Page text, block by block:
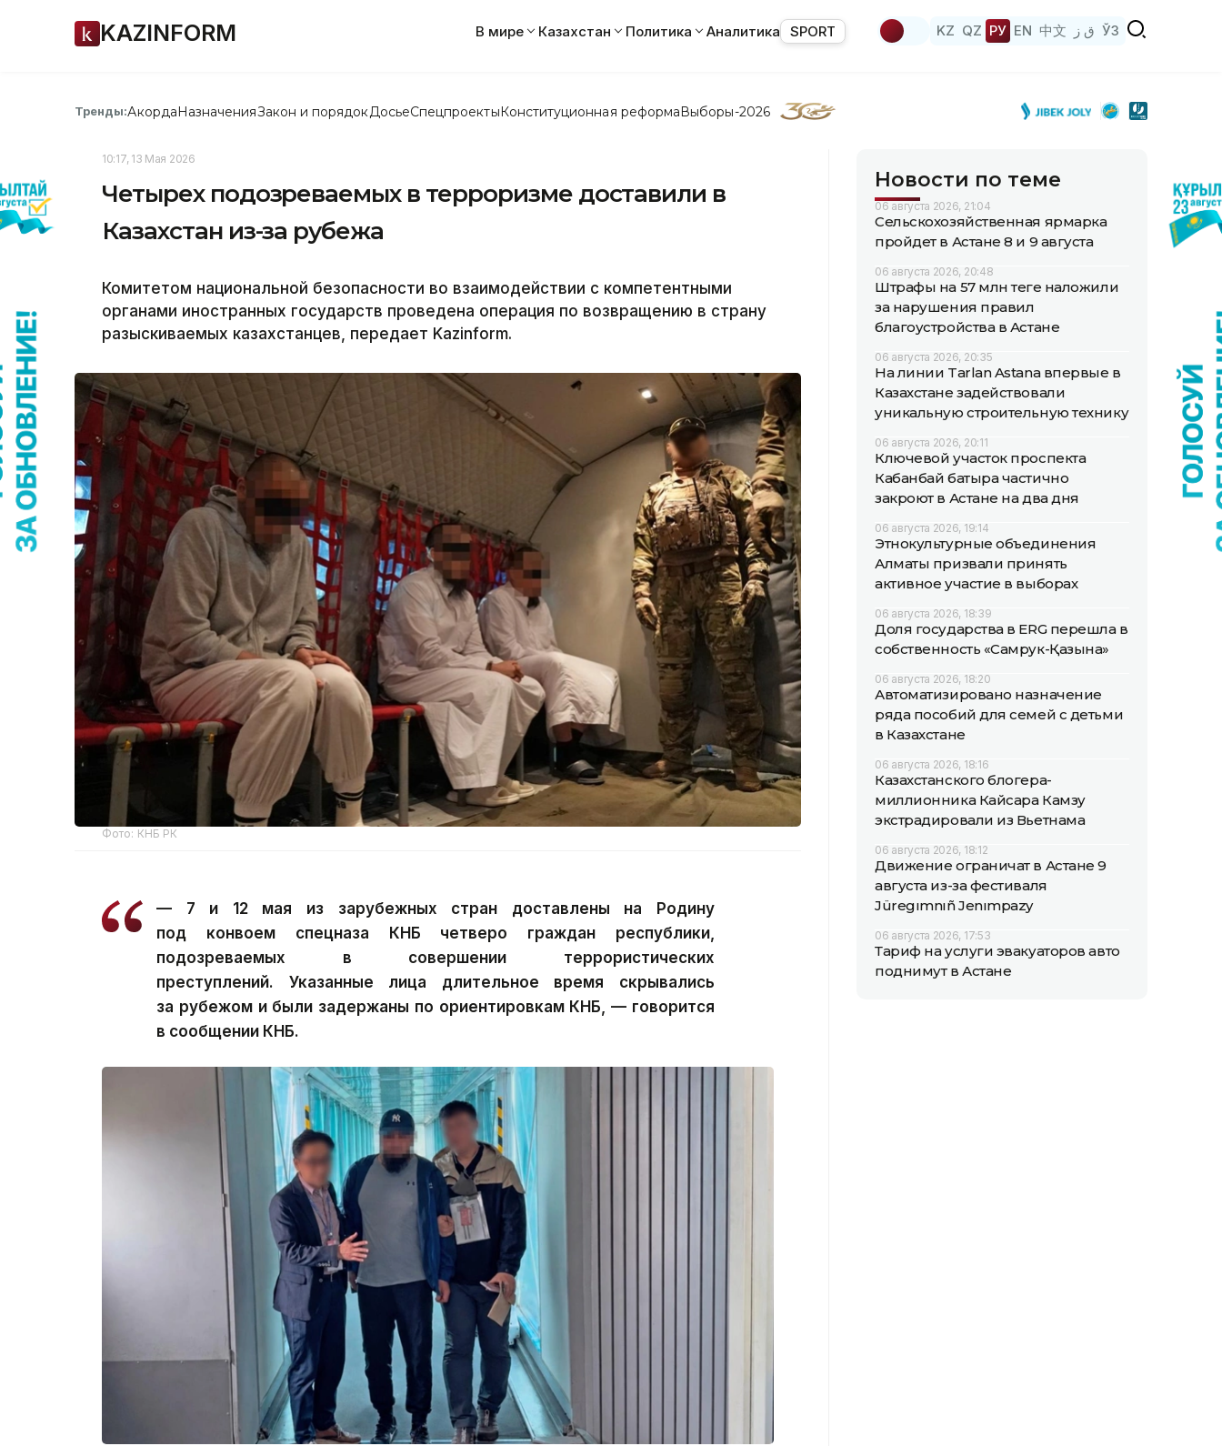
KAZINFORM В мире Казахстан Политика Аналитика SPORT KZ QZ РУ EN 中文 ق ز ЎЗ
Тренды:АкордаНазначенияЗакон и порядок ДосьеСпецпроектыКонституционная реформаВыборы-2026
10:17, 13 Мая 2026
Четырех подозреваемых в терроризме доставили в
Казахстан из-за рубежа
Комитетом национальной безопасности во взаимодействии с компетентными
органами иностранных государств проведена операция по возвращению в страну
разыскиваемых казахстанцев, передает Kazinform.
Фото: КНБ РК
— 7 и 12 мая из зарубежных стран доставлены на Родину
под конвоем спецназа КНБ четверо граждан республики,
подозреваемых в совершении террористических
преступлений. Указанные лица длительное время скрывались
за рубежом и были задержаны по ориентировкам КНБ, — говорится
в сообщении КНБ.
Новости по теме
06 августа 2026, 21:04
Сельскохозяйственная ярмарка
пройдет в Астане 8 и 9 августа
06 августа 2026, 20:48
Штрафы на 57 млн теңге наложили
за нарушения правил
благоустройства в Астане
06 августа 2026, 20:35
На линии Tarlan Astana впервые в
Казахстане задействовали
уникальную строительную технику
06 августа 2026, 20:11
Ключевой участок проспекта
Кабанбай батыра частично
закроют в Астане на два дня
06 августа 2026, 19:14
Этнокультурные объединения
Алматы призвали принять
активное участие в выборах
06 августа 2026, 18:39
Доля государства в ERG перешла в
собственность «Самрук-Қазына»
06 августа 2026, 18:20
Автоматизировано назначение
ряда пособий для семей с детьми
в Казахстане
06 августа 2026, 18:16
Казахстанского блогера-
миллионника Кайсара Камзу
экстрадировали из Вьетнама
06 августа 2026, 18:12
Движение ограничат в Астане 9
августа из-за фестиваля
Jüregımnıñ Jenımpazy
06 августа 2026, 17:53
Тариф на услуги эвакуаторов авто
поднимут в Астане